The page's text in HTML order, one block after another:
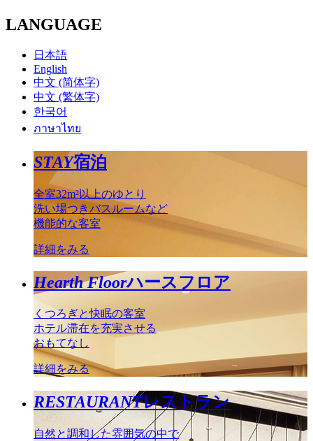
LANGUAGE
日本語
English
中文 (简体字)
中文 (繁体字)
한국어
ภาษาไทย
STAY宿泊
全室32m²以上のゆとり
洗い場つきバスルームなど
機能的な客室
詳細をみる
Hearth Floorハースフロア
くつろぎと快眠の客室
ホテル滞在を充実させる
おもてなし
詳細をみる
RESTAURANTレストラン
自然と調和した雰囲気の中で